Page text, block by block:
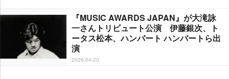
『MUSIC AWARDS JAPAN』が大滝詠
一さんトリビュート公演 伊藤銀次、ト
ータス松本、ハンバート ハンバートら出
演
2026-04-20